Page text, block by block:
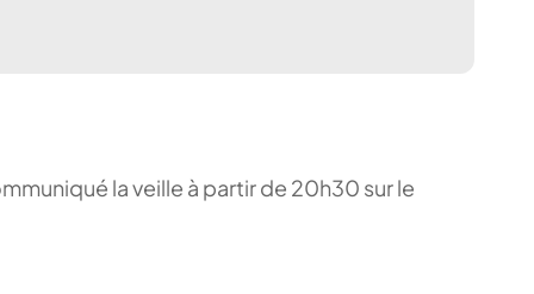
la veille à partir de 20h30 sur le